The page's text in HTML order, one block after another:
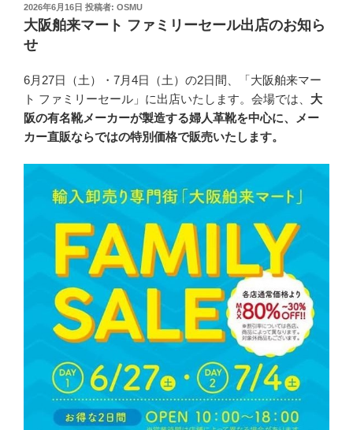
投
稿
日:
2026年6月16日 投稿者: OSMU
大阪舶来マート ファミリーセール出店のお知ら
せ
6月27日（土）・7月4日（土）の2日間、「大阪舶来マー
ト ファミリーセール」に出店いたします。会場では、 大
阪の有名靴メーカーが製造する婦人革靴を中心に、メー
カー直販ならではの特別価格で販売いたします。